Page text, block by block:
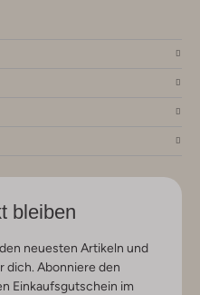
bleiben
neuesten Artikeln und
dich. Abonniere den
Einkaufsgutschein im